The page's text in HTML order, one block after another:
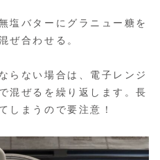
塩バターにグラニュー糖を
ぜ合わせる。
らない場合は、電子レンジ
混ぜるを繰り返します。長
しまうので要注意！